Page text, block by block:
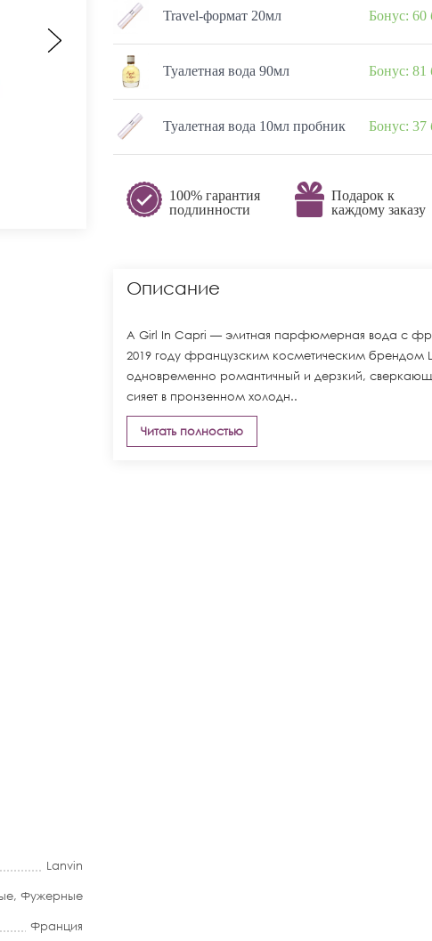
Lanvin
, Фужерные
Франция
Travel-формат 20мл Бонус: 60
Туалетная вода 90мл Бонус: 81
Туалетная вода 10мл пробник Бонус: 37
100% гарантия
подлинности
Подарок к
каждому заказу
Описание
A Girl In Capri — элитная парфюмерная вода с
2019 году французским косметическим брендом
одновременно романтичный и дерзкий,
сияет в пронзенном холодн..
Читать полностью